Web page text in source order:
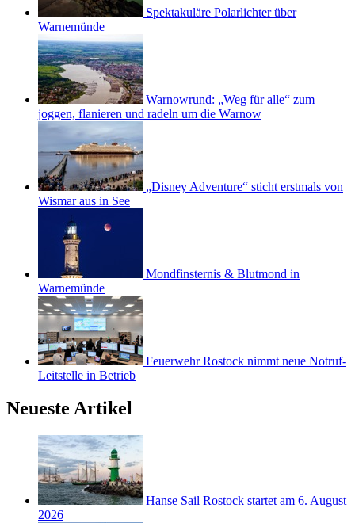
Spektakuläre Polarlichter über
Warnemünde
Warnowrund: „Weg für alle“ zum
joggen, flanieren und radeln um die Warnow
„Disney Adventure“ sticht erstmals von
Wismar aus in See
Mondfinsternis & Blutmond in
Warnemünde
Feuerwehr Rostock nimmt neue Notruf-
Leitstelle in Betrieb
Neueste Artikel
Hanse Sail Rostock startet am 6. August
2026